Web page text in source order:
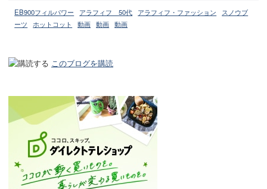
EB900フィルパワー アラフィフ 50代 アラフィフ・ファッション
スノウブ
ーツ
ホットコット 動画 動画 動画
このブログを購読